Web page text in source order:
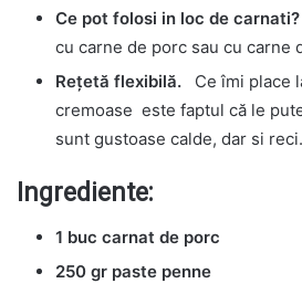
Ce pot folosi in loc de carnati?
cu carne de porc sau cu carne
Rețetă flexibilă.
Ce îmi place
cremoase este faptul că le
sunt gustoase calde, dar si reci.
Ingrediente:
1 buc carnat de porc
250 gr paste penne